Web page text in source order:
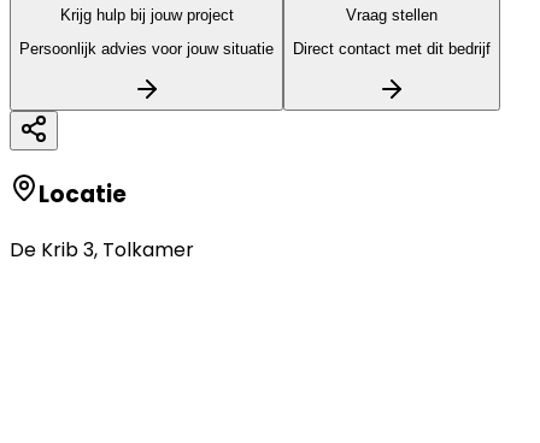
Krijg hulp bij jouw project
Persoonlijk advies voor jouw situatie
Vraag stellen
Direct contact met dit bedrijf
Locatie
De Krib 3, Tolkamer